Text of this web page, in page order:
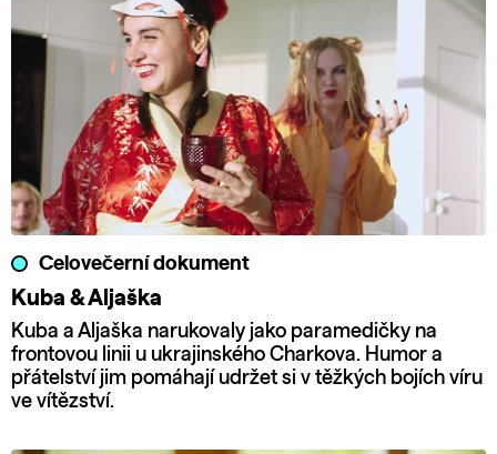
Celovečerní dokument
Kuba & Aljaška
Kuba a Aljaška narukovaly jako paramedičky na
frontovou linii u ukrajinského Charkova. Humor a
přátelství jim pomáhají udržet si v těžkých bojích víru
ve vítězství.